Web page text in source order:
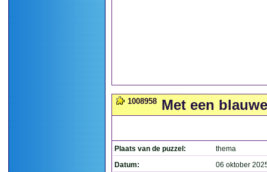
1008958 Met een
Plaats van de puzzel:
thema
Datum:
06 oktober